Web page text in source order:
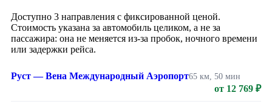
Доступно 3 направления с фиксированной ценой.
Стоимость указана за автомобиль целиком, а не за
пассажира: она не меняется из-за пробок, ночного времени
или задержки рейса.
Руст — Вена Международный Аэропорт65 км, 50 мин
от 12 769 ₽